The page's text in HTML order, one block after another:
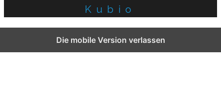
Kubio
Die mobile Version verlassen